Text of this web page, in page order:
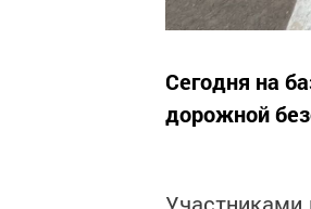
Сегодня на
дорожной